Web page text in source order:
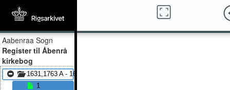
Aabenraa Sogn
Register til Åbenrå
kirkebog
1631,1763 A - 1631,1763 J
1